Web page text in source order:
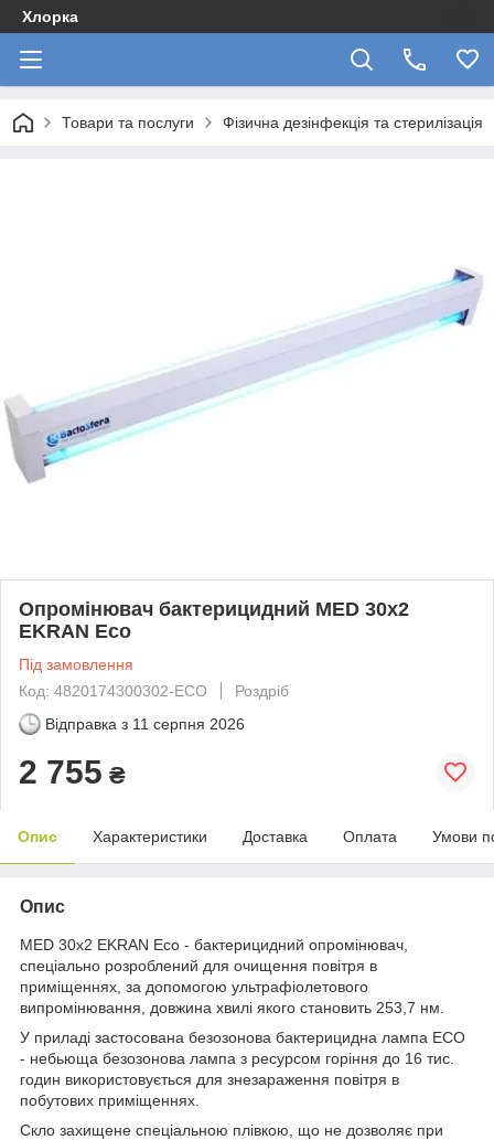
Хлорка
Товари та послуги Фізична дезінфекція та стерилізація
Опромінювач бактерицидний MED 30х2
EKRAN Eco
Під замовлення
Код: 4820174300302-ECO
Роздріб
Відправка з 11 серпня 2026
2 755 ₴
Опис Характеристики Доставка Оплата Умови
Опис
MED 30х2 EKRAN Eco - бактерицидний опромінювач,
спеціально розроблений для очищення повітря в
приміщеннях, за допомогою ультрафіолетового
випромінювання, довжина хвилі якого становить 253,7 нм.
У приладі застосована безозонова бактерицидна лампа ECO
- небьюща безозонова лампа з ресурсом горіння до 16 тис.
годин використовується для знезараження повітря в
побутових приміщеннях.
Скло захищене спеціальною плівкою, що не дозволяє при